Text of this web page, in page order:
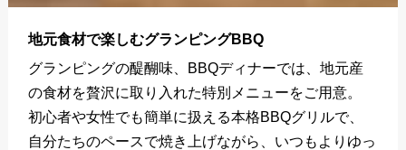
地元食材で楽しむグランピングBBQ
グランピングの醍醐味、BBQディナーでは、地元産
の食材を贅沢に取り入れた特別メニューをご用意。
初心者や女性でも簡単に扱える本格BBQグリルで、
自分たちのペースで焼き上げながら、いつもよりゆっ